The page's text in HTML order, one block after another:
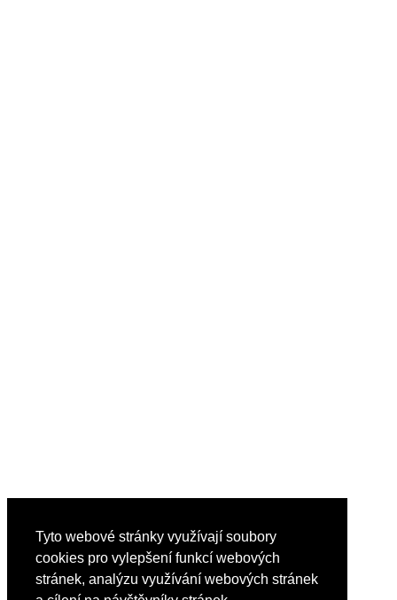
Tyto webové stránky využívají soubory
cookies pro vylepšení funkcí webových
stránek, analýzu využívání webových stránek